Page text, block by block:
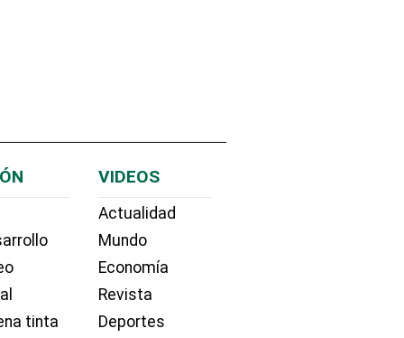
tinta
VIDEOS
Actualidad
Mundo
Economía
Revista
Deportes